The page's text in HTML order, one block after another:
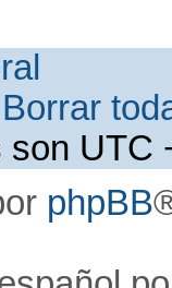
Borrar
son UTC
phpBB